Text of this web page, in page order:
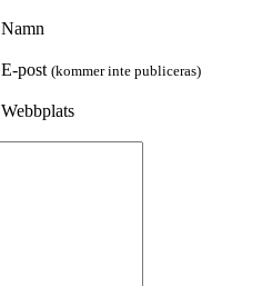
Namn
E-post (kommer inte publiceras)
Webbplats